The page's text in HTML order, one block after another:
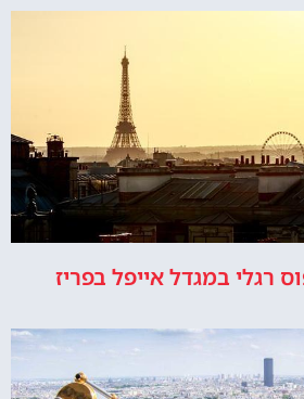
רגלי במגדל אייפל בפריז